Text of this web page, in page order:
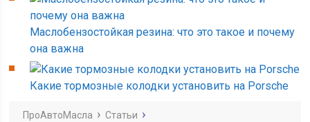
Маслобензостойкая резина: что это такое и почему
она важна
Какие тормозные колодки установить на Porsche
ПроАвтоМасла Статьи